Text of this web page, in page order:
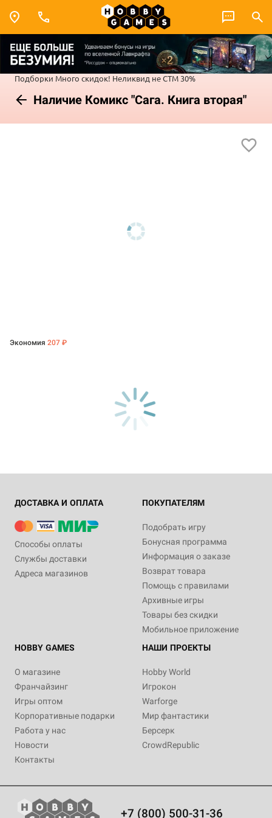
Подборки Много скидок! Неликвид не СТМ 30%
Наличие Комикс "Сага. Книга вторая"
Экономия 207 ₽
ДОСТАВКА И ОПЛАТА
Способы оплаты
Службы доставки
Адреса магазинов
ПОКУПАТЕЛЯМ
Подобрать игру
Бонусная программа
Информация о заказе
Возврат товара
Помощь с правилами
Архивные игры
Товары без скидки
Мобильное приложение
HOBBY GAMES
О магазине
Франчайзинг
Игры оптом
Корпоративные подарки
Работа у нас
Новости
Контакты
НАШИ ПРОЕКТЫ
Hobby World
Игрокон
Warforge
Мир фантастики
Берсерк
CrowdRepublic
+7 (800) 500-31-36